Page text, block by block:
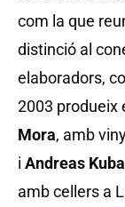
com la que
distinció al
elaboradors,
2003 produeix
Mora, amb
i Andreas
amb cellers a